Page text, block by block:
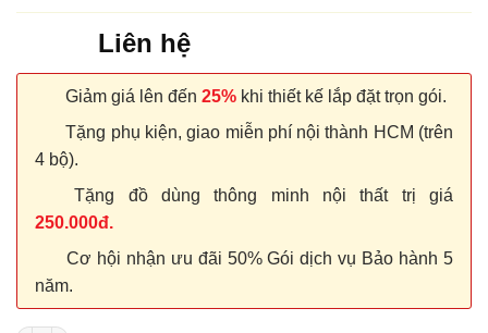
Liên hệ
Giảm giá lên đến 25% khi thiết kế lắp đặt trọn gói.
Tặng phụ kiện, giao miễn phí nội thành HCM (trên
4 bộ).
Tặng đồ dùng thông minh nội thất trị giá
250.000đ.
Cơ hội nhận ưu đãi 50% Gói dịch vụ Bảo hành 5
năm.